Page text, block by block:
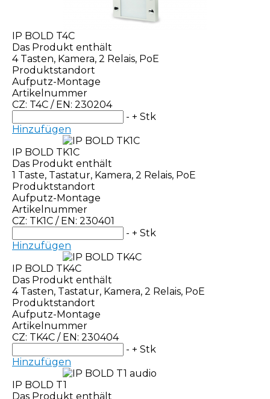
IP BOLD T4C
Das Produkt enthält
4 Tasten, Kamera, 2 Relais, PoE
Produktstandort
Aufputz-Montage
Artikelnummer
CZ: T4C / EN: 230204
- + Stk
Hinzufügen
IP BOLD TK1C
Das Produkt enthält
1 Taste, Tastatur, Kamera, 2 Relais, PoE
Produktstandort
Aufputz-Montage
Artikelnummer
CZ: TK1C / EN: 230401
- + Stk
Hinzufügen
IP BOLD TK4C
Das Produkt enthält
4 Tasten, Tastatur, Kamera, 2 Relais, PoE
Produktstandort
Aufputz-Montage
Artikelnummer
CZ: TK4C / EN: 230404
- + Stk
Hinzufügen
IP BOLD T1
Das Produkt enthält